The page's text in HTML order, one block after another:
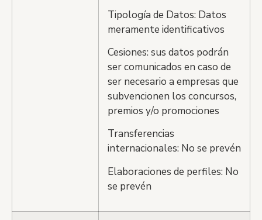
Tipología de Datos: Datos
meramente identificativos
Cesiones: sus datos podrán
ser comunicados en caso de
ser necesario a empresas que
subvencionen los concursos,
premios y/o promociones
Transferencias
internacionales: No se prevén
Elaboraciones de perfiles: No
se prevén